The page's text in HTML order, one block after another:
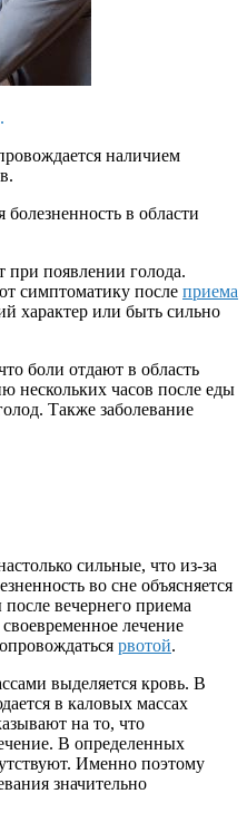
наличием
в области
при появлении голода.
симптоматику после приема
характер или быть сильно
боли отдают в область
нескольких часов после еды
Также заболевание
сильные, что из-за
во сне объясняется
вечернего приема
лечение
рвотой.
выделяется кровь. В
в каловых массах
на то, что
В определенных
Именно поэтому
значительно